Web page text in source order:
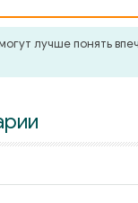
лучше понять